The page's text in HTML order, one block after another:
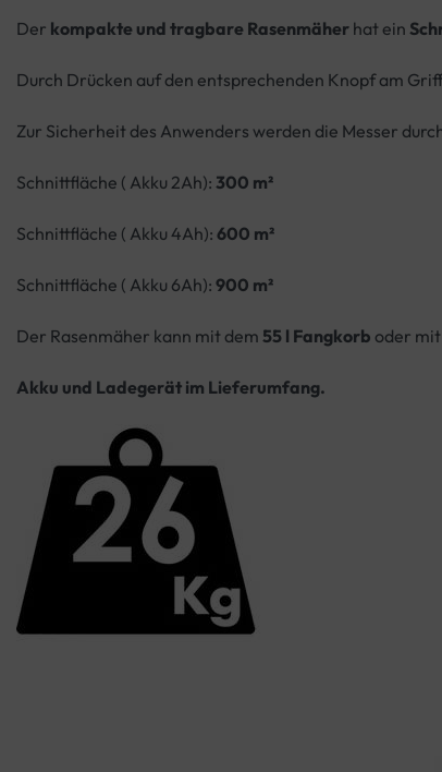
Der kompakte und tragbare Rasenmäher hat ein
Durch Drücken auf den entsprechenden Knopf am
Zur Sicherheit des Anwenders werden die Messer
Schnittfläche ( Akku 2Ah): 300 m²
Schnittfläche ( Akku 4Ah): 600 m²
Schnittfläche ( Akku 6Ah): 900 m²
Der Rasenmäher kann mit dem 55 l Fangkorb oder
Akku und Ladegerät im Lieferumfang.